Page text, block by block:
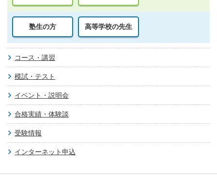
塾生の方 高等学校の先生
コース・講習
模試・テスト
イベント・説明会
合格実績・体験談
受験情報
インターネット申込